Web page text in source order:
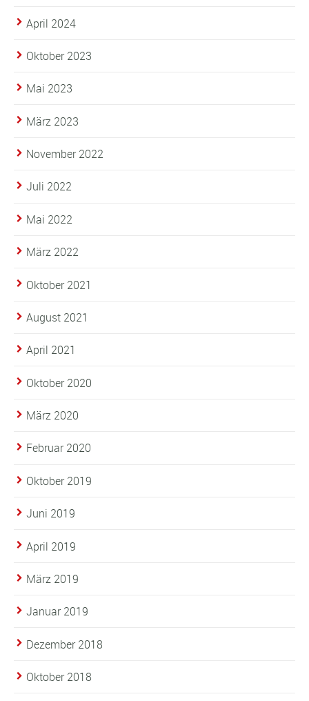
April 2024
Oktober 2023
Mai 2023
März 2023
November 2022
Juli 2022
Mai 2022
März 2022
Oktober 2021
August 2021
April 2021
Oktober 2020
März 2020
Februar 2020
Oktober 2019
Juni 2019
April 2019
März 2019
Januar 2019
Dezember 2018
Oktober 2018